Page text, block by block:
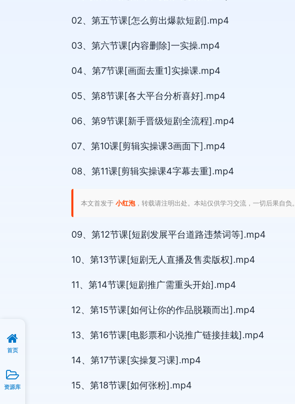
02、第五节课[怎么剪出爆款短剧].mp4
03、第六节课[内容删除]一实操.mp4
04、第7节课[画面去重1]实操课.mp4
05、第8节课[各大平台分析喜好].mp4
06、第9节课[新手晋级短剧全流程].mp4
07、第10课[剪辑实操课3画面下].mp4
08、第11课[剪辑实操课4字幕去重].mp4
本文首发于 小红泡，转载请注明出处。本站仅供学习交流，一切后果自负。
09、第12节课[短剧发展平台道路违禁词等].mp4
10、第13节课[短剧无人直播及售卖版权].mp4
11、第14节课[短剧推广需重头开始].mp4
12、第15节课[如何让你的作品脱颖而出].mp4
13、第16节课[电影票和小说推广链接挂栽].mp4
14、第17节课[实操复习课].mp4
15、第18节课[如何张粉].mp4
首页
资源库